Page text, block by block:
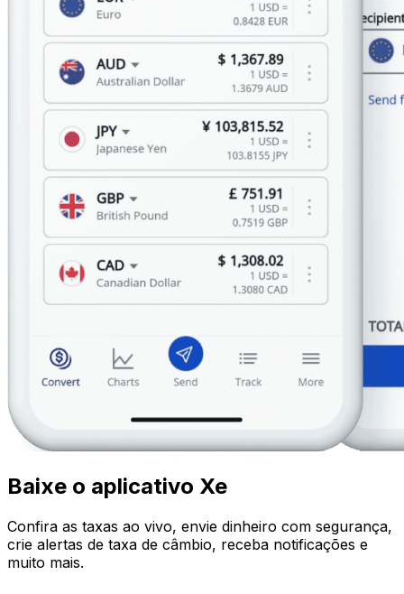
Baixe o aplicativo Xe
Confira as taxas ao vivo, envie dinheiro com segurança,
crie alertas de taxa de câmbio, receba notificações e
muito mais.